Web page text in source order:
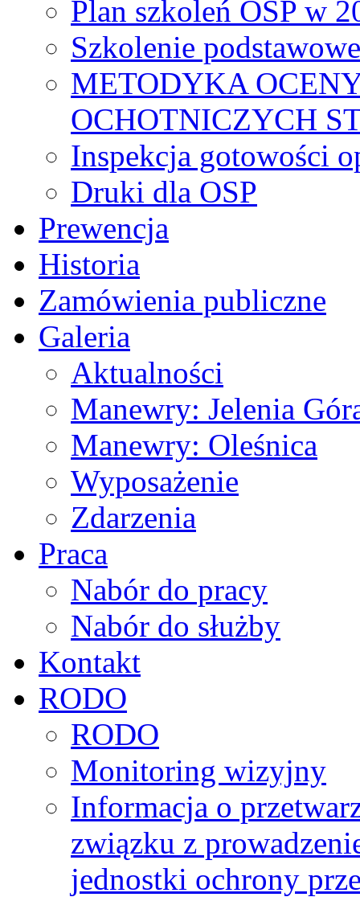
Plan szkoleń OSP w
Szkolenie
METODYKA
OCHOTNICZYCH
Inspekcja gotowości
Druki dla OSP
Prewencja
Historia
Zamówienia publiczne
Galeria
Aktualności
Manewry: Jelenia
Manewry: Oleśnica
Wyposażenie
Zdarzenia
Praca
Nabór do pracy
Nabór do służby
Kontakt
RODO
RODO
Monitoring wizyjny
Informacja o
związku z
jednostki ochrony